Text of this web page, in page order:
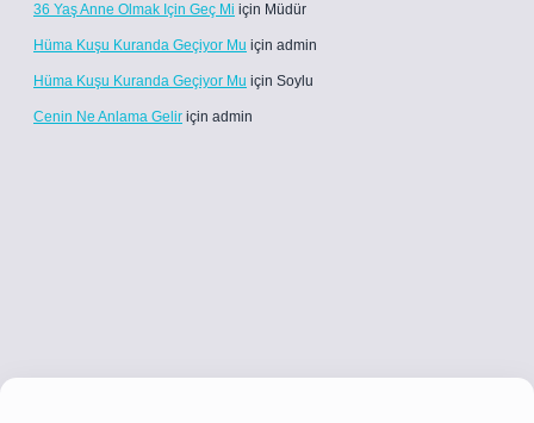
36 Yaş Anne Olmak Için Geç Mi için Müdür
Hüma Kuşu Kuranda Geçiyor Mu için admin
Hüma Kuşu Kuranda Geçiyor Mu için Soylu
Cenin Ne Anlama Gelir için admin
betci girişbetci girişhiltonbet yeni giriş